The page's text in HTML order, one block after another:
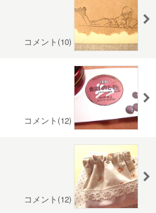
コメント(10)
コメント(12)
コメント(12)